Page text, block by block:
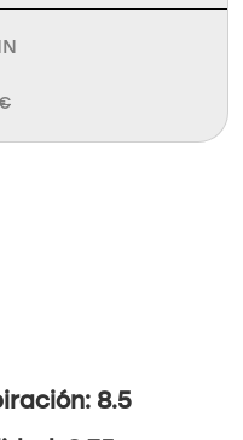
8.5